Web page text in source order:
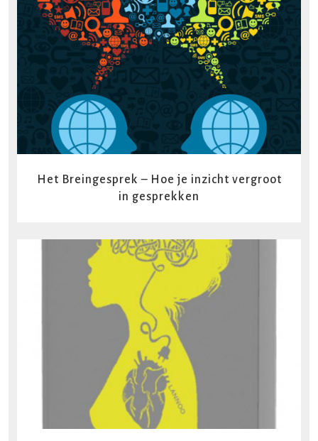
Het Breingesprek – Hoe je inzicht vergroot
in gesprekken
READ MORE